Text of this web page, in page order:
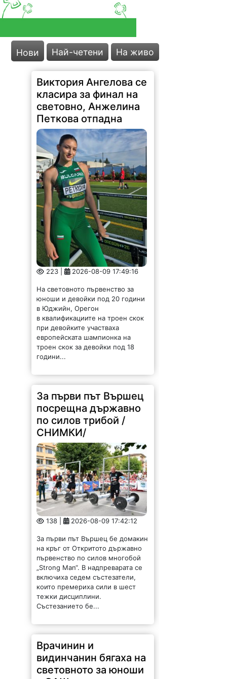
Нови Най-четени На живо
Виктория Ангелова се
класира за финал на
световно, Анжелина
Петкова отпадна
223 | 2026-08-09 17:49:16
На световното първенство за
юноши и девойки под 20 години
в Юджийн, Орегон
в квалификациите на троен скок
при девойките участваха
европейската шампионка на
троен скок за девойки под 18
години...
За първи път Вършец
посрещна държавно
по силов трибой /
СНИМКИ/
138 | 2026-08-09 17:42:12
За първи път Вършец бе домакин
на кръг от Откритото държавно
първенство по силов многобой
„Strong Man“. В надпреварата се
включиха седем състезатели,
които премериха сили в шест
тежки дисциплини.
Състезанието бе...
видинчанин бягаха на
световното за юноши
в САЩ